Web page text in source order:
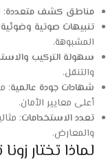
مناطق كشف متعددة:
تنبيهات صوتية وضوئية
المشبوهة.
سهولة التركيب
والتنقل.
شهادات جودة عالمية
أعلى معايير الأمان.
تعدد الاستخدامات:
والمعارض.
لماذا تختار